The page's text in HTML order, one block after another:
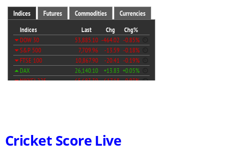
Cricket Score Live